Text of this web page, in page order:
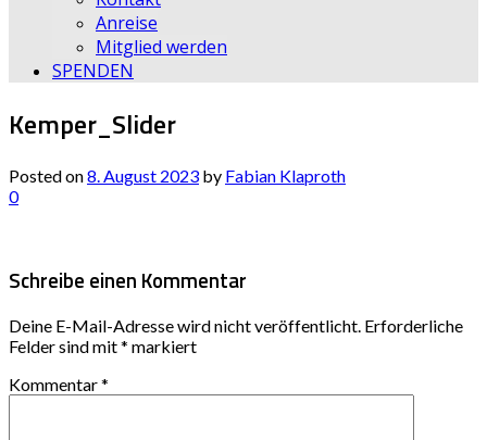
Anreise
Mitglied werden
SPENDEN
Kemper_Slider
Posted on8. August 2023 by Fabian Klaproth
0
Schreibe einen Kommentar
Deine E-Mail-Adresse wird nicht veröffentlicht. Erforderliche
Felder sind mit* markiert
Kommentar*